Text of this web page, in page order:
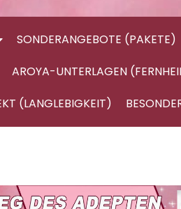
SONDERANGEBOTE (PAKETE)
AROYA-UNTERLAGEN
(LANGLEBIGKEIT)